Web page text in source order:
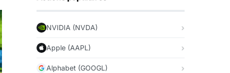
NVIDIA (NVDA)
Apple (AAPL)
Alphabet (GOOGL)